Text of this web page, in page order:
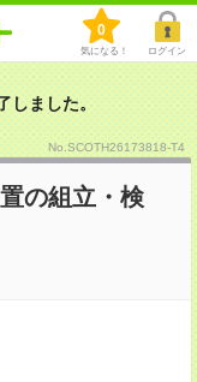
0
気になる！ ログイン
しました。
No.SCOTH26173818-T4
の組立・検